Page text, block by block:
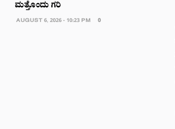
ಮತ್ತೊಂದು ಗರಿ
AUGUST 6, 2026 - 10:23 PM 0